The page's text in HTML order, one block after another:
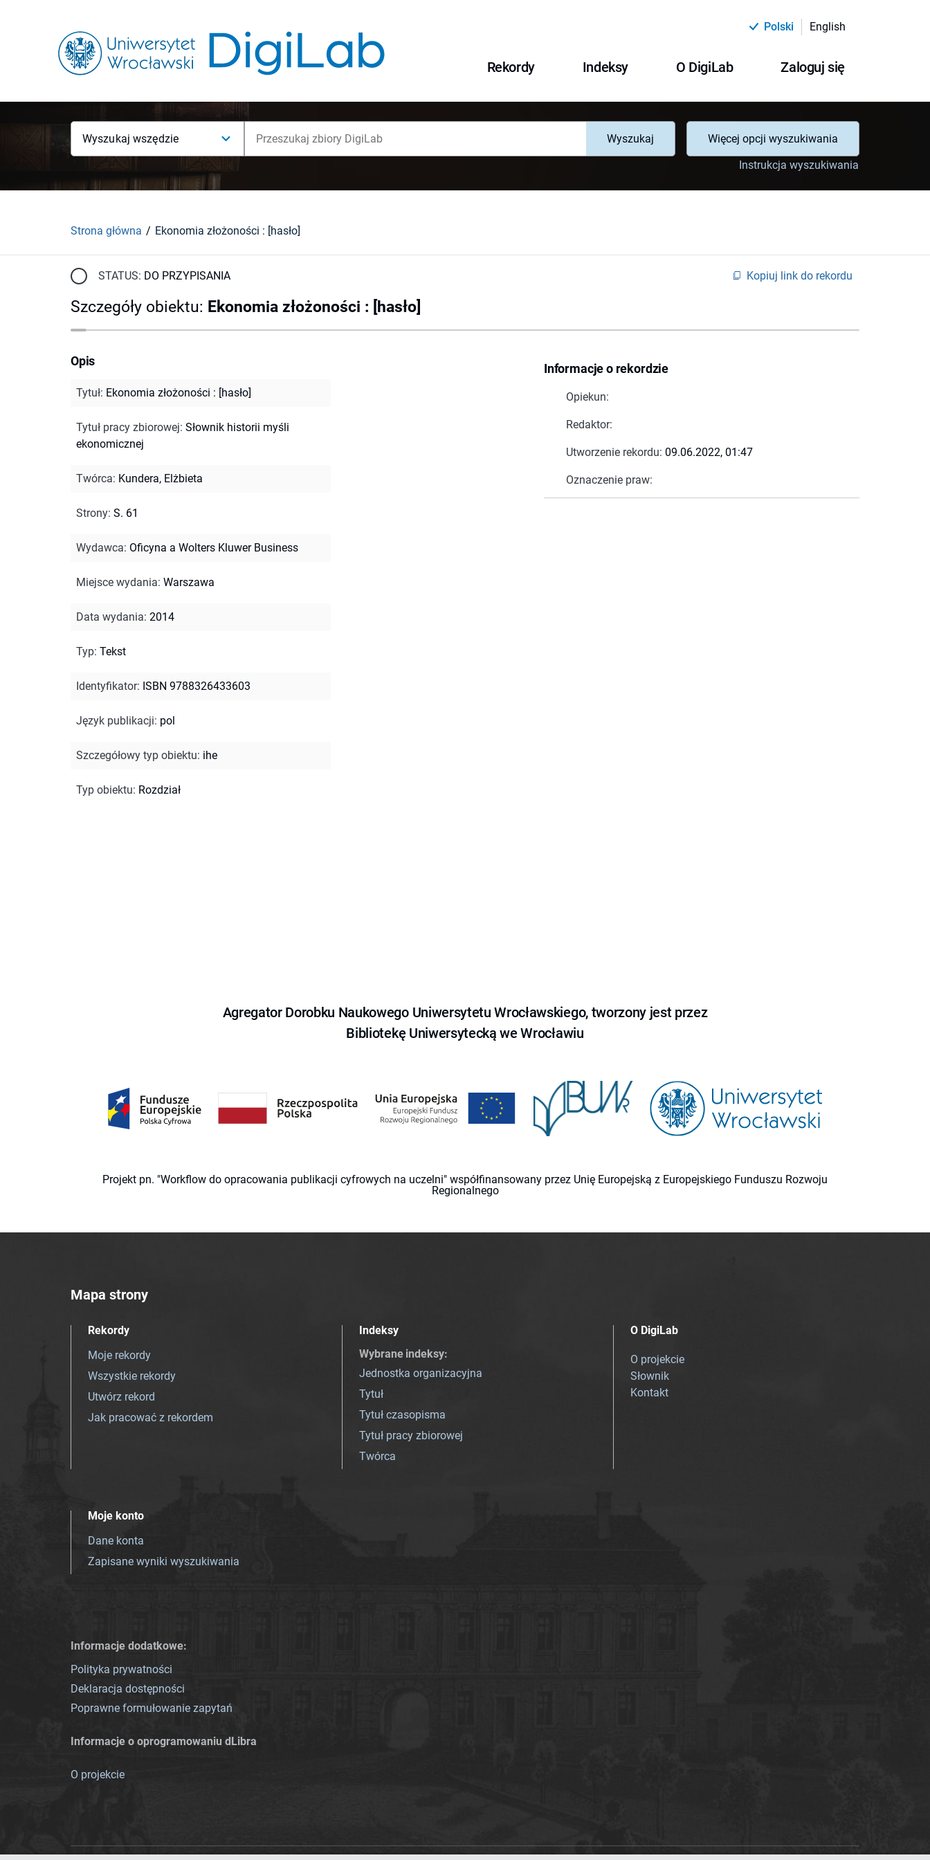
Polski English
Rekordy Indeksy O DigiLab Zaloguj się
Wyszukaj wszędzie Wyszukaj
Więcej opcji wyszukiwania
Instrukcja wyszukiwania
Strona główna Ekonomia złożoności : [hasło]
STATUS: DO PRZYPISANIA Kopiuj link do rekordu
Szczegóły obiektu: Ekonomia złożoności : [hasło]
Informacje o rekordzie
Opiekun:
Redaktor:
Utworzenie rekordu: 09.06.2022, 01:47
Oznaczenie praw:
Opis
Tytuł: Ekonomia złożoności : [hasło]
Tytuł pracy zbiorowej: Słownik historii myśli
ekonomicznej
Twórca: Kundera, Elżbieta
Strony: S. 61
Wydawca: Oficyna a Wolters Kluwer Business
Miejsce wydania: Warszawa
Data wydania: 2014
Typ: Tekst
Identyfikator: ISBN 9788326433603
Język publikacji: pol
Szczegółowy typ obiektu: ihe
Typ obiektu: Rozdział
Agregator Dorobku Naukowego Uniwersytetu Wrocławskiego, tworzony jest przez
Bibliotekę Uniwersytecką we Wrocławiu
Projekt pn. "Workflow do opracowania publikacji cyfrowych na uczelni" współfinansowany przez Unię Europejską z Europejskiego Funduszu Rozwoju
Regionalnego
Mapa strony
Rekordy
Moje rekordy
Wszystkie rekordy
Utwórz rekord
Jak pracować z rekordem
Indeksy
Wybrane indeksy:
Jednostka organizacyjna
Tytuł
Tytuł czasopisma
Tytuł pracy zbiorowej
Twórca
O DigiLab
O projekcie
Słownik
Kontakt
Moje konto
Dane konta
Zapisane wyniki wyszukiwania
Informacje dodatkowe:
Polityka prywatności
Deklaracja dostępności
Poprawne formułowanie zapytań
Informacje o oprogramowaniu dLibra
O projekcie